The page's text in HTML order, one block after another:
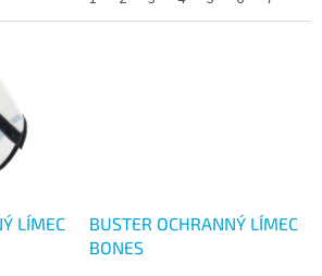
LÍMEC
BUSTER OCHRANNÝ LÍMEC
BONES